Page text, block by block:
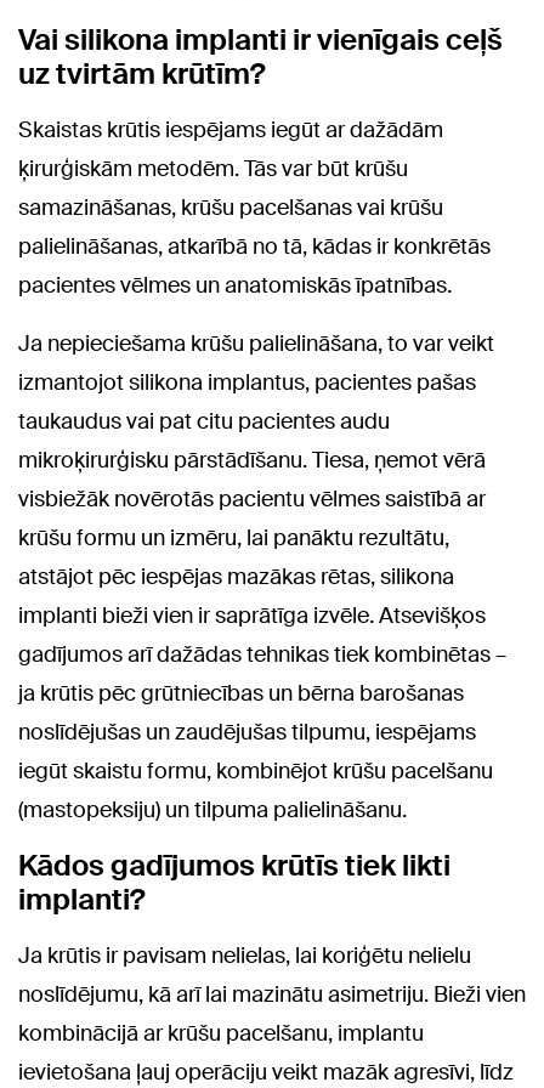
Vai silikona implanti ir vienīgais ceļš
uz tvirtām krūtīm?
Skaistas krūtis iespējams iegūt ar dažādām
ķirurģiskām metodēm. Tās var būt krūšu
samazināšanas, krūšu pacelšanas vai krūšu
palielināšanas, atkarībā no tā, kādas ir konkrētās
pacientes vēlmes un anatomiskās īpatnības.
Ja nepieciešama krūšu palielināšana, to var veikt
izmantojot silikona implantus, pacientes pašas
taukaudus vai pat citu pacientes audu
mikroķirurģisku pārstādīšanu. Tiesa, ņemot vērā
visbiežāk novērotās pacientu vēlmes saistībā ar
krūšu formu un izmēru, lai panāktu rezultātu,
atstājot pēc iespējas mazākas rētas, silikona
implanti bieži vien ir saprātīga izvēle. Atsevišķos
gadījumos arī dažādas tehnikas tiek kombinētas –
ja krūtis pēc grūtniecības un bērna barošanas
noslīdējušas un zaudējušas tilpumu, iespējams
iegūt skaistu formu, kombinējot krūšu pacelšanu
(mastopeksiju) un tilpuma palielināšanu.
Kādos gadījumos krūtīs tiek likti
implanti?
Ja krūtis ir pavisam nelielas, lai koriģētu nelielu
noslīdējumu, kā arī lai mazinātu asimetriju. Bieži vien
kombinācijā ar krūšu pacelšanu, implantu
ievietošana ļauj operāciju veikt mazāk agresīvi, līdz